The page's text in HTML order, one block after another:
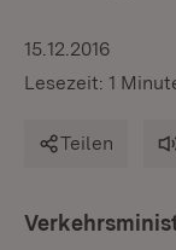
15.12.2016
Lesezeit: 1
Teilen